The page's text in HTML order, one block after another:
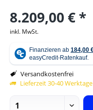
8.209,00 € *
inkl. MwSt.
Versandkostenfrei
Lieferzeit 30-40 Werktage